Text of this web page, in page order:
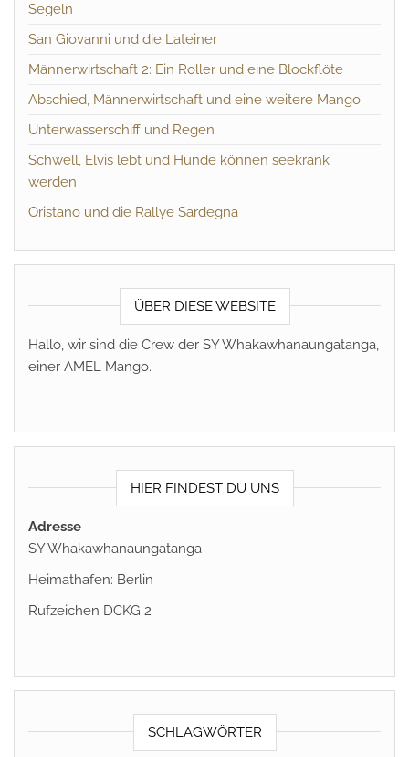
Segeln
San Giovanni und die Lateiner
Männerwirtschaft 2: Ein Roller und eine Blockflöte
Abschied, Männerwirtschaft und eine weitere Mango
Unterwasserschiff und Regen
Schwell, Elvis lebt und Hunde können seekrank
werden
Oristano und die Rallye Sardegna
ÜBER DIESE WEBSITE
Hallo, wir sind die Crew der SY Whakawhanaungatanga,
einer AMEL Mango.
HIER FINDEST DU UNS
Adresse
SY Whakawhanaungatanga
Heimathafen: Berlin
Rufzeichen DCKG 2
SCHLAGWÖRTER